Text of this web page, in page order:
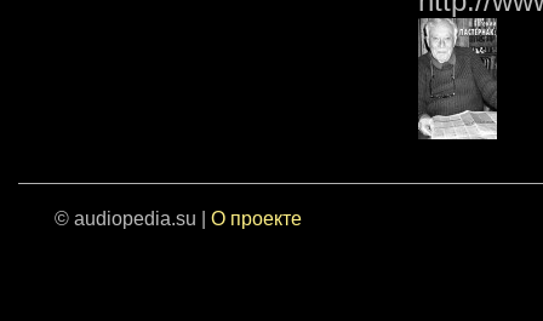
© audiopedia.su | О проекте